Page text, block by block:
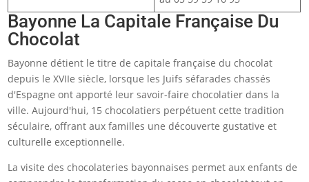
Bayonne La Capitale Française Du
Chocolat
Bayonne détient le titre de capitale française du chocolat
depuis le XVIIe siècle, lorsque les Juifs séfarades chassés
d'Espagne ont apporté leur savoir-faire chocolatier dans la
ville. Aujourd'hui, 15 chocolatiers perpétuent cette tradition
séculaire, offrant aux familles une découverte gustative et
culturelle exceptionnelle.
La visite des chocolateries bayonnaises permet aux enfants de